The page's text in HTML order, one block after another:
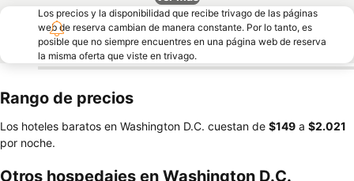
Los precios y la disponibilidad que recibe trivago de las páginas
web de reserva cambian de manera constante. Por lo tanto, es
posible que no siempre encuentres en una página web de reserva
la misma oferta que viste en trivago.
Rango de precios
Los hoteles baratos en Washington D.C. cuestan de ‎$149 a ‎$2.021
por noche.
Otros hospedajes en Washington D.C.